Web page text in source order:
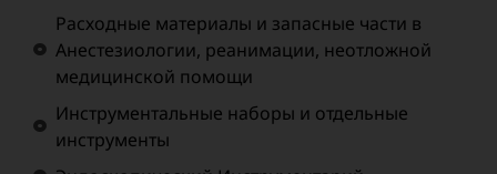
Расходные материалы и запасные части в
Анестезиологии, реанимации, неотложной
медицинской помощи
Инструментальные наборы и отдельные
инструменты